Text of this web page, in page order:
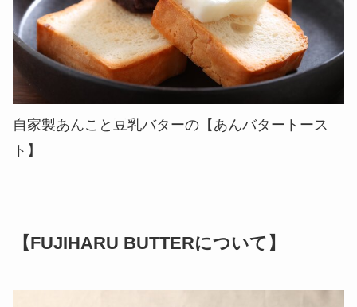
自家製あんこと豆乳バターの【あんバタートース
ト】
【FUJIHARU BUTTERについて】